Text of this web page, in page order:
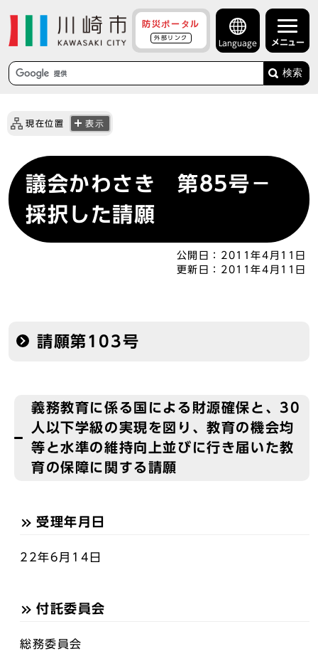
防災ポータル
外部リンク
Language メニュー
検索
現在位置 表示
議会かわさき 第85号－
採択した請願
公開日： 2011年4月11日
更新日： 2011年4月11日
請願第103号
義務教育に係る国による財源確保と、30
人以下学級の実現を図り、教育の機会均
等と水準の維持向上並びに行き届いた教
育の保障に関する請願
受理年月日
22年6月14日
付託委員会
総務委員会